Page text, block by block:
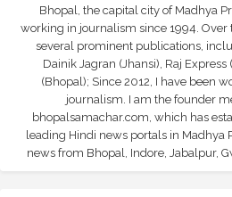
Bhopal, the capital city of Madhya
working in journalism since 1994. Over
several prominent publications,
Dainik Jagran (Jhansi), Raj Express
(Bhopal); Since 2012, I have been
journalism. I am the founder
bhopalsamachar.com, which has
leading Hindi news portals in Madhya
news from Bhopal, Indore, Jabalpur,